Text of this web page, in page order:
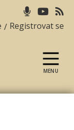
/ Registrovat se
MENU